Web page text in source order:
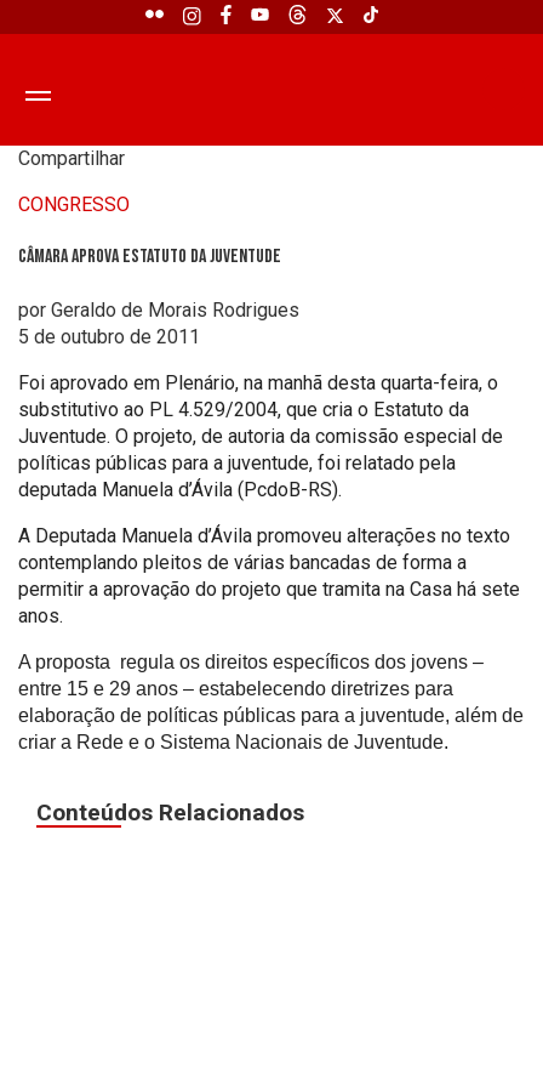
Compartilhar
CONGRESSO
Câmara aprova Estatuto da Juventude
por Geraldo de Morais Rodrigues
5 de outubro de 2011
Foi aprovado em Plenário, na manhã desta quarta-feira, o
substitutivo ao PL 4.529/2004, que cria o Estatuto da
Juventude. O projeto, de autoria da comissão especial de
políticas públicas para a juventude, foi relatado pela
deputada Manuela d’Ávila (PcdoB-RS).
A Deputada Manuela d’Ávila promoveu alterações no texto
contemplando pleitos de várias bancadas de forma a
permitir a aprovação do projeto que tramita na Casa há sete
anos.
A proposta regula os direitos específicos dos jovens –
entre 15 e 29 anos – estabelecendo diretrizes para
elaboração de políticas públicas para a juventude, além de
criar a Rede e o Sistema Nacionais de Juventude.
Conteúdos Relacionados